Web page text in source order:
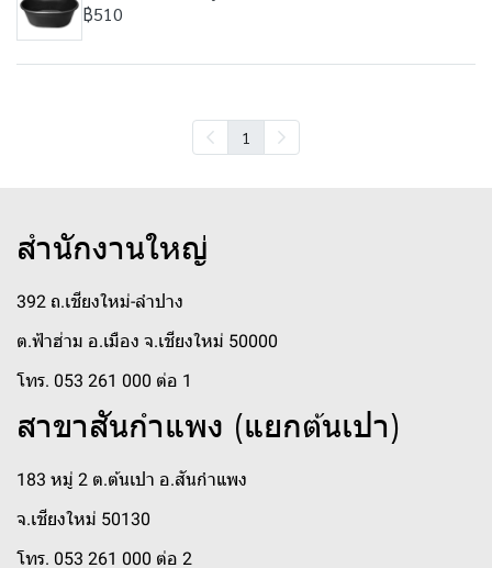
฿510
1
สำนักงานใหญ่
392 ถ.เชียงใหม่-ลำปาง
ต.ฟ้าฮ่าม อ.เมือง จ.เชียงใหม่ 50000
โทร. 053 261 000 ต่อ 1
สาขาสันกำแพง (แยกต้นเปา)
183 หมู่ 2 ต.ต้นเปา อ.สันกำแพง
จ.เชียงใหม่ 50130
โทร. 053 261 000 ต่อ 2